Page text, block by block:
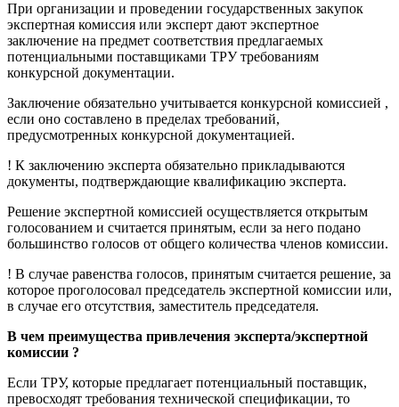
При организации и проведении государственных закупок
экспертная комиссия или эксперт дают экспертное
заключение на предмет соответствия предлагаемых
потенциальными поставщиками ТРУ требованиям
конкурсной документации.
Заключение обязательно учитывается конкурсной комиссией ,
если оно составлено в пределах требований,
предусмотренных конкурсной документацией.
! К заключению эксперта обязательно прикладываются
документы, подтверждающие квалификацию эксперта.
Решение экспертной комиссией осуществляется открытым
голосованием и считается принятым, если за него подано
большинство голосов от общего количества членов комиссии.
! В случае равенства голосов, принятым считается решение, за
которое проголосовал председатель экспертной комиссии или,
в случае его отсутствия, заместитель председателя.
В чем преимущества привлечения эксперта/экспертной
комиссии ?
Если ТРУ, которые предлагает потенциальный поставщик,
превосходят требования технической спецификации, то